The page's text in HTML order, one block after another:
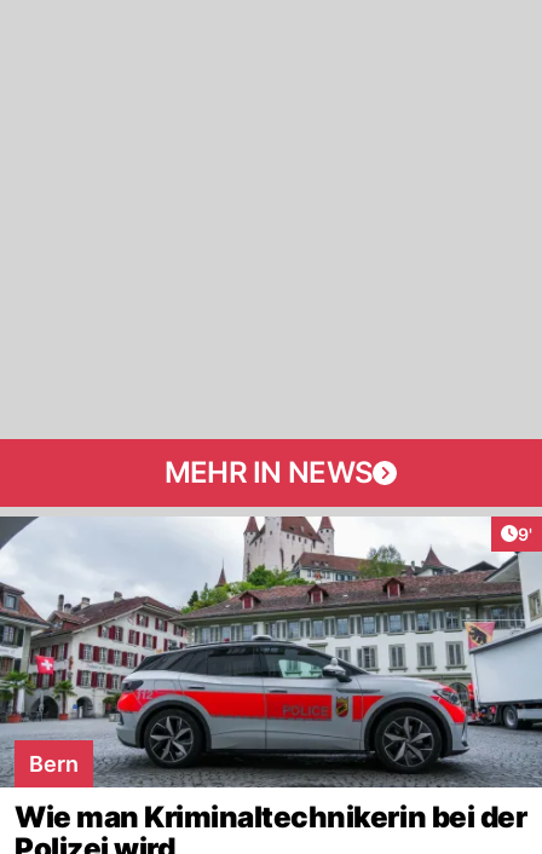
MEHR IN NEWS
9'
Bern
Wie man Kriminaltechnikerin bei der